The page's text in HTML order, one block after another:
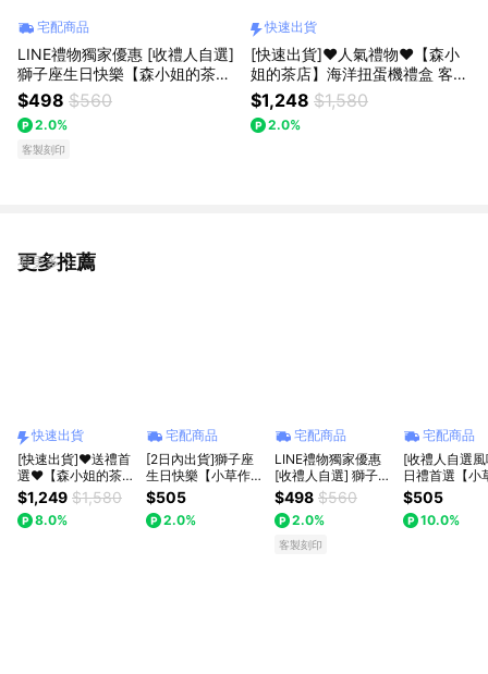
宅配商品
LINE禮物獨家優惠 [收禮人自選]
獅子座生日快樂【森小姐的茶
店】果實茶+手作小花束禮盒
$498 $560
2.0%
客製刻印
快速出貨
[快速出貨]♥人氣禮物♥【森小
姐的茶店】海洋扭蛋機禮盒 客製
化禮物 生日禮物
$1,248 $1,580
2.0%
更多推薦
看更多
快速出貨
[快速出貨]♥送禮首
選♥【森小姐的茶
店】DIY自調果實酒
套裝禮盒
$1,249 $1,580
8.0%
宅配商品
[2日內出貨]獅子座
生日快樂【小草作】
春夏台灣果乾水綜合
禮盒 (附禮袋與生日
小卡)
$505
2.0%
宅配商品
LINE禮物獨家優惠
[收禮人自選] 獅子座
生日快樂【森小姐的
茶店】果實茶+天然
果乾禮盒
$498 $560
2.0%
客製刻印
宅配商品
[收禮人自選
日禮首選【小
綜合花茶禮 (
與生日小卡)
$505
10.0%